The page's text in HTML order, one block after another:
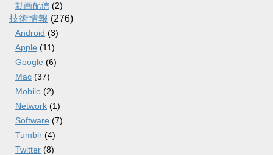
動画配信 (2)
技術情報 (276)
Android (3)
Apple (11)
Google (6)
Mac (37)
Mobile (2)
Network (1)
Software (7)
Tumblr (4)
Twitter (8)